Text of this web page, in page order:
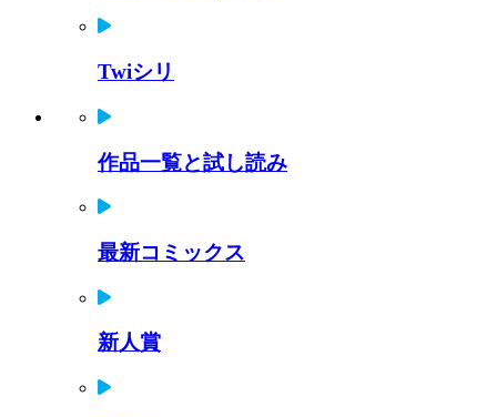
Twiシリ
作品一覧と試し読み
最新コミックス
新人賞